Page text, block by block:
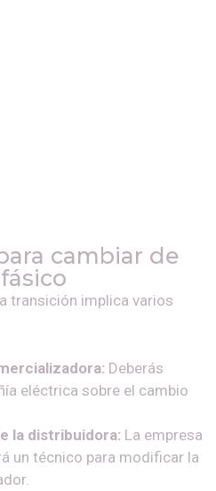
cambiar de
transición implica varios
Deberás
eléctrica sobre el cambio
la distribuidora: La empresa
un técnico para modificar la